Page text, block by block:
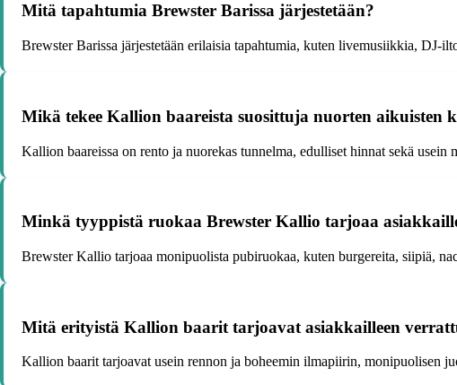
Mitä tapahtumia Brewster Barissa järjestetään?
Brewster Barissa järjestetään erilaisia tapahtumia, kuten livemusiikkia, DJ-
Mikä tekee Kallion baareista suosittuja nuorten aikuisten
Kallion baareissa on rento ja nuorekas tunnelma, edulliset hinnat sekä
Minkä tyyppistä ruokaa Brewster Kallio tarjoaa
Brewster Kallio tarjoaa monipuolista pubiruokaa, kuten burgereita, siipiä,
Mitä erityistä Kallion baarit tarjoavat asiakkailleen
Kallion baarit tarjoavat usein rennon ja boheemin ilmapiirin, monipuolisen